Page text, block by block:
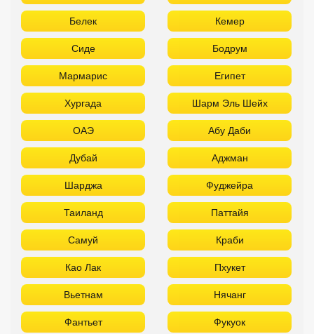
Белек Кемер
Сиде Бодрум
Мармарис Египет
Хургада Шарм Эль Шейх
ОАЭ Абу Даби
Дубай Аджман
Шарджа Фуджейра
Таиланд Паттайя
Самуй Краби
Као Лак Пхукет
Вьетнам Нячанг
Фантьет Фукуок